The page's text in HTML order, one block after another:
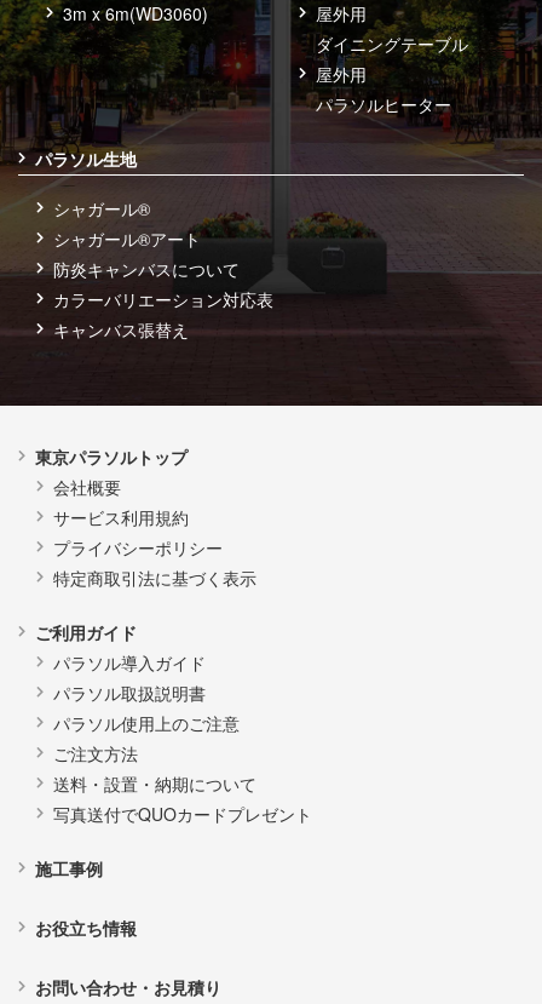
3m x 6m(WD3060)
屋外用
ダイニングテーブル
屋外用
パラソルヒーター
パラソル生地
シャガール®
シャガール®アート
防炎キャンバスについて
カラーバリエーション対応表
キャンバス張替え
東京パラソルトップ
会社概要
サービス利用規約
プライバシーポリシー
特定商取引法に基づく表示
ご利用ガイド
パラソル導入ガイド
パラソル取扱説明書
パラソル使用上のご注意
ご注文方法
送料・設置・納期について
写真送付でQUOカードプレゼント
施工事例
お役立ち情報
お問い合わせ・お見積り